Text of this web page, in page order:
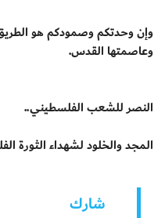
وإن وحدتكم وصمودكم هو
وعاصمتها القدس.
النصر للشعب الفلسطيني..
المجد والخلود لشهداء الثورة
شارك